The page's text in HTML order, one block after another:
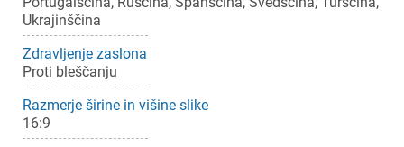
Ukrajinščina
Zdravljenje zaslona
Proti bleščanju
Razmerje širine in višine slike
16:9